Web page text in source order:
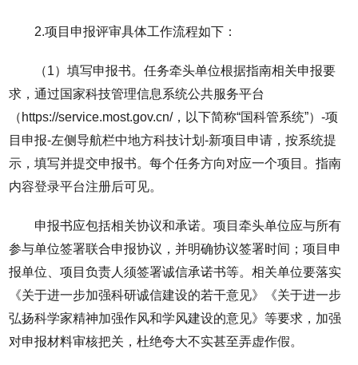
2.项目申报评审具体工作流程如下：
（1）填写申报书。任务牵头单位根据指南相关申报要
求，通过国家科技管理信息系统公共服务平台
（https://service.most.gov.cn/，以下简称“国科管系统”）-项
目申报-左侧导航栏中地方科技计划-新项目申请，按系统提
示，填写并提交申报书。每个任务方向对应一个项目。指南
内容登录平台注册后可见。
申报书应包括相关协议和承诺。项目牵头单位应与所有
参与单位签署联合申报协议，并明确协议签署时间；项目申
报单位、项目负责人须签署诚信承诺书等。相关单位要落实
《关于进一步加强科研诚信建设的若干意见》《关于进一步
弘扬科学家精神加强作风和学风建设的意见》等要求，加强
对申报材料审核把关，杜绝夸大不实甚至弄虚作假。